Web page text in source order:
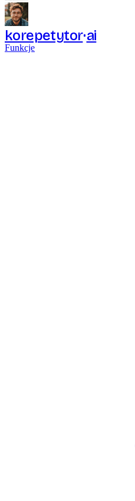
korepetytor ai
Funkcje